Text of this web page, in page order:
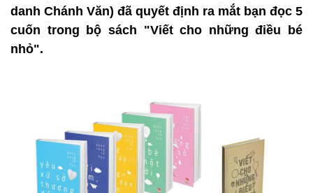
danh Chánh Văn) đã quyết định ra mắt bạn đọc 5
cuốn trong bộ sách "Viết cho những điều bé
nhỏ".